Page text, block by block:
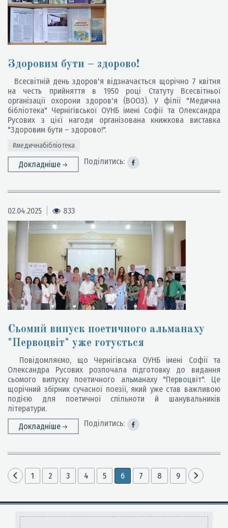
Здоровим бути – здорово!
Всесвітній день здоров'я відзначається щорічно 7 квітня
на честь прийняття в 1950 році Статуту Всесвітньої
організації охорони здоров'я (ВООЗ). У філії "Медична
бібліотека" Чернігівської ОУНБ імені Софії та Олександра
Русових з цієї нагоди організована книжкова виставка
"Здоровим бути – здорово!".
#медичнабібліотека
Докладніше Поділитись:
02.04.2025 833
Сьомий випуск поетичного альманаху
"Первоцвіт" уже готується
Повідомляємо, що Чернігівська ОУНБ імені Софії та
Олександра Русових розпочала підготовку до видання
сьомого випуску поетичного альманаху "Первоцвіт". Це
щорічний збірник сучасної поезії, який уже став важливою
подією для поетичної спільноти й шанувальників
літератури.
Докладніше
Поділитись:
1 2 3 4 5 6 7 8 9